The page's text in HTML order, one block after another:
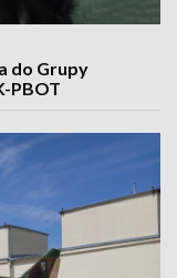
do Grupy
PBOT